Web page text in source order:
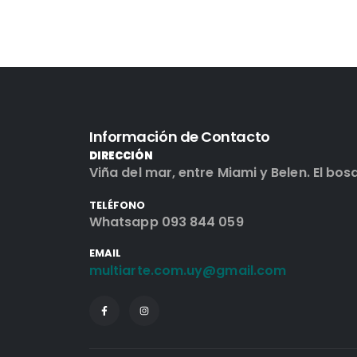
Información de Contacto
DIRECCIÓN
Viña del mar, entre Miami y Belen. El
TELÉFONO
Whatsapp 093 844 059
EMAIL
multiarte.com.uy@gmail.com